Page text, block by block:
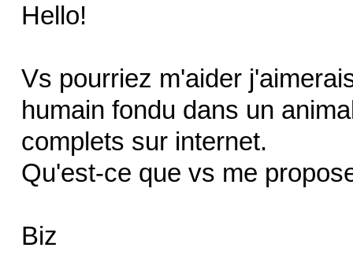
Hello!
Vs pourriez m'aider
humain fondu dans un
complets sur internet.
Qu'est-ce que vs me
Biz